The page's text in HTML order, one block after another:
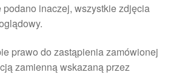
inaczej, wszystkie zdjęcia
prawo do zastąpienia zamówionej
zamienną wskazaną przez